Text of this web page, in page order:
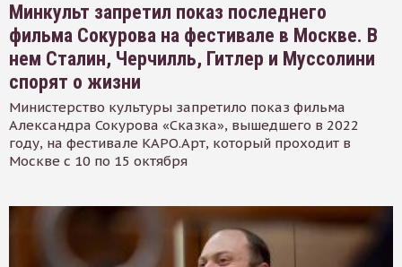
Минкульт запретил показ последнего
фильма Сокурова на фестивале в Москве. В
нем Сталин, Черчилль, Гитлер и Муссолини
спорят о жизни
Министерство культуры запретило показ фильма
Александра Сокурова «Сказка», вышедшего в 2022
году, на фестивале КАРО.Арт, который проходит в
Москве с 10 по 15 октября